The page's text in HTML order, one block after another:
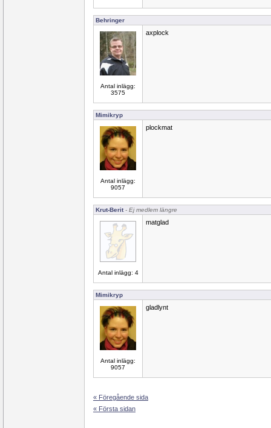
Behringer
Antal inlägg:
3575
axplock
Mimikryp
Antal inlägg:
9057
plockmat
Krut-Berit- Ej medlem längre
Antal inlägg: 4
matglad
Mimikryp
Antal inlägg:
9057
gladlynt
« Föregående sida
« Första sidan